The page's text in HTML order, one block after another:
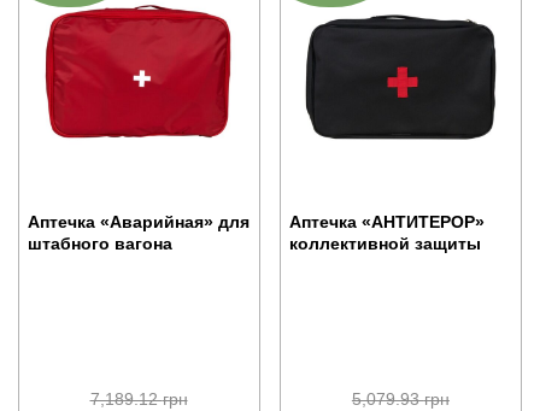
Аптечка «Аварийная» для
штабного вагона
7,189.12грн
Аптечка «АНТИТЕРОР»
коллективной защиты
5,079.93грн